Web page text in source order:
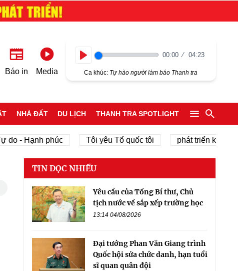
Báo in Media
00:00 04:23
Ca khúc: Tự hào người làm báo Thanh tra
NHÀ ĐẤT DU LỊCH THANH TRA SPOTLIGHT
phúc Tôi yêu Tổ quốc tôi phát triển kinh tế tư
TIN ĐỌC NHIỀU
Yêu cầu của Tổng Bí thư, Chủ
tịch nước về sắp xếp trường học
13:14 04/08/2026
Đại tướng Phan Văn Giang trình
Quốc hội sửa chức danh, hạn tuổi
sĩ quan quân đội